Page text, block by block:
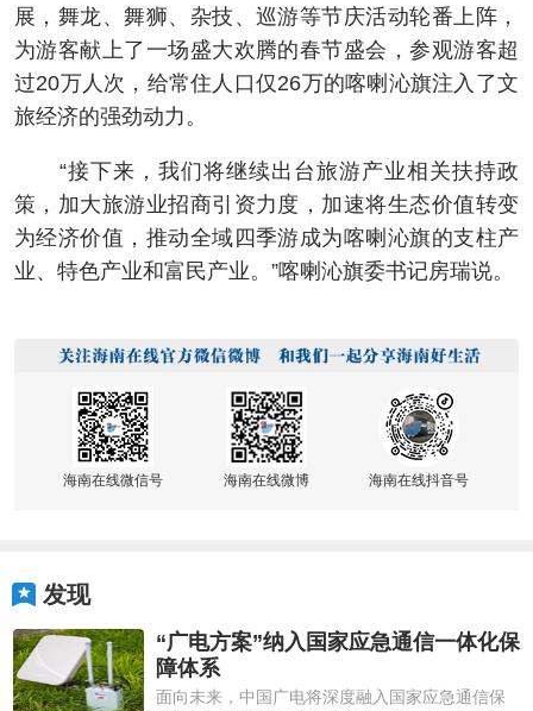
展，舞龙、舞狮、杂技、巡游等节庆活动轮番上阵，
为游客献上了一场盛大欢腾的春节盛会，参观游客超
过20万人次，给常住人口仅26万的喀喇沁旗注入了文
旅经济的强劲动力。
“接下来，我们将继续出台旅游产业相关扶持政
策，加大旅游业招商引资力度，加速将生态价值转变
为经济价值，推动全域四季游成为喀喇沁旗的支柱产
业、特色产业和富民产业。”喀喇沁旗委书记房瑞说。
海南在线微信号 海南在线微博 海南在线抖音号
发现
“广电方案”纳入国家应急通信一体化保
障体系
面向未来，中国广电将深度融入国家应急通信保